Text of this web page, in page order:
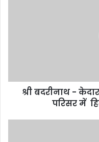
श्री बदरीनाथ -
परिसर में